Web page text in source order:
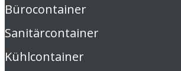
Bürocontainer
Sanitärcontainer
Kühlcontainer